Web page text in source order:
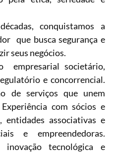
conquistamos a
que busca segurança e
seus negócios.
empresarial societário,
e concorrencial.
de serviços que unem
com sócios e
entidades associativas e
e empreendedoras.
tecnológica e